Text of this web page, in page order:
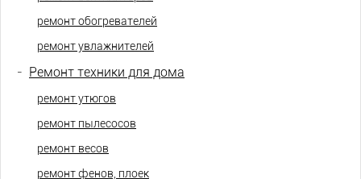
ремонт обогревателей
ремонт увлажнителей
- Ремонт техники для дома
ремонт утюгов
ремонт пылесосов
ремонт весов
ремонт фенов, плоек